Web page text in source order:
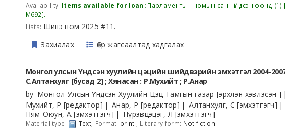
Availability: Items available for loan: Парламентын номын сан - Үндсэн фонд (1)
М692 .
Lists: Шинэ ном 2025 #11 .
Захиалах Өөр жагсаалтад хадгалах
Монгол улсын Үндсэн хуулийн цэцийн шийдвэрийн эмхэтгэл 2004-
С.Алтанхуяг [бусад 2] ; Хянасан : Р.Мухийт ; Р.Анар
by Монгол Улсын Үндсэн Хуулийн Цэц Тамгын газар [эрхлэн хэвлэсэн ]
Мухийт, Р [редактор] Анар, Р [редактор] Алтанхуяг, С [эмхэтгэгч]
Ням-Оюун, А [эмхэтгэгч] Пүрэвцэцэг, Л [эмхэтгэгч]
Material type: Text; Format: print ; Literary form: Not fiction